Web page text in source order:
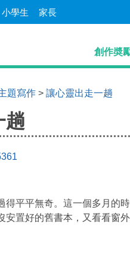
小學生 家長
創作奬
題寫作 > 讓心靈出走一趟
趟
得平平無奇。這一個多月的
安置好的舊書本，又看看窗